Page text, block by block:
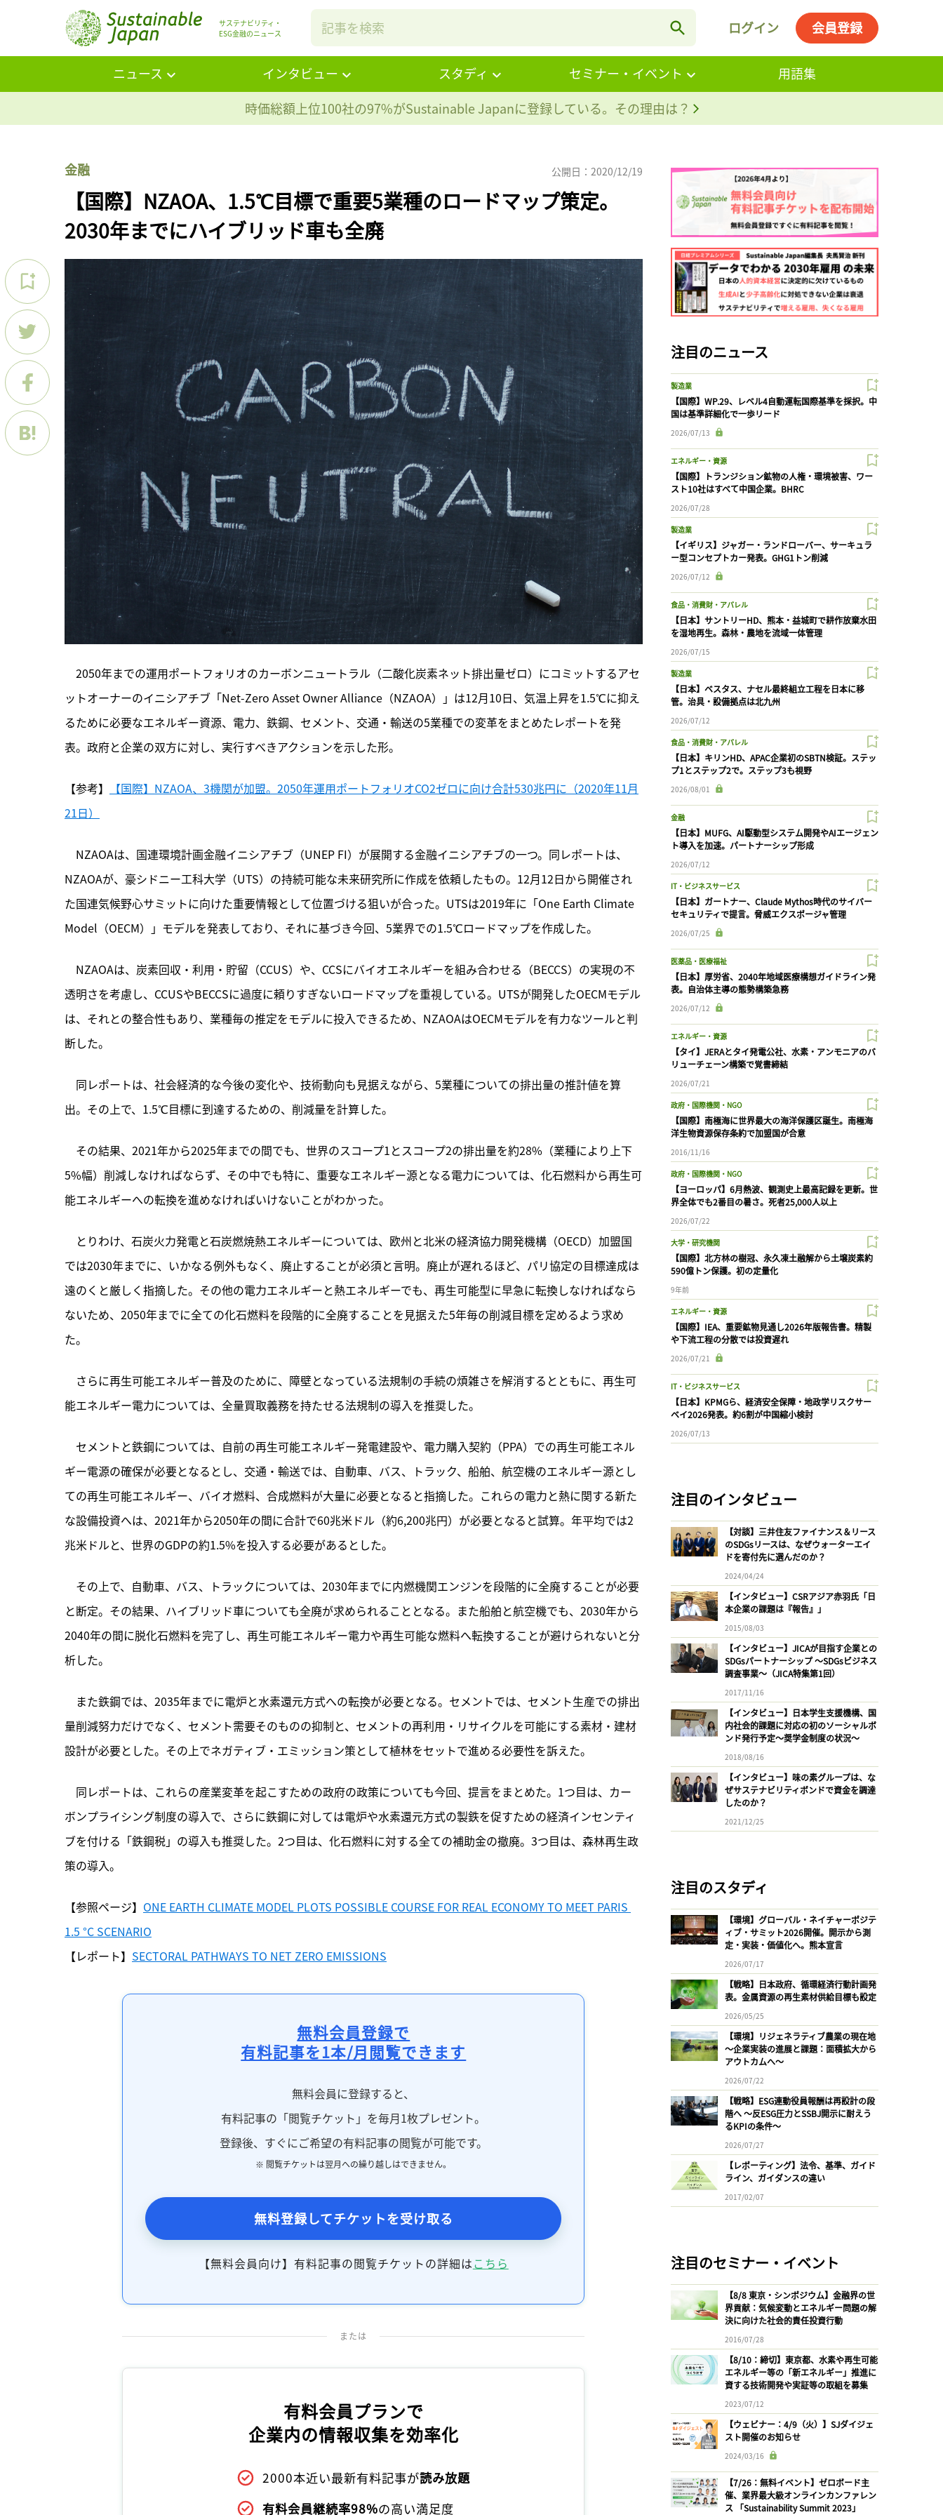
サステナビリティ・
ESG金融のニュース
ログイン 会員登録
ニュース インタビュー スタディ セミナー・イベント
用語集
時価総額上位100社の97%がSustainable Japanに登録している。その理由は？
金融 公開日：2020/12/19
【国際】NZAOA、1.5℃目標で重要5業種のロードマップ策定。
2030年までにハイブリッド車も全廃
2050年までの運用ポートフォリオのカーボンニュートラル（二酸化炭素ネット排出量ゼロ）にコミットするアセ
ットオーナーのイニシアチブ「Net-Zero Asset Owner Alliance（NZAOA）」は12月10日、気温上昇を1.5℃に抑え
るために必要なエネルギー資源、電力、鉄鋼、セメント、交通・輸送の5業種での変革をまとめたレポートを発
表。政府と企業の双方に対し、実行すべきアクションを示した形。
【参考】
【国際】NZAOA、3機関が加盟。2050年運用ポートフォリオCO2ゼロに向け合計530兆円に（2020年11月
21日）
NZAOAは、国連環境計画金融イニシアチブ（UNEP FI）が展開する金融イニシアチブの一つ。同レポートは、
NZAOAが、豪シドニー工科大学（UTS）の持続可能な未来研究所に作成を依頼したもの。12月12日から開催され
た国連気候野心サミットに向けた重要情報として位置づける狙いが合った。UTSは2019年に「One Earth Climate
Model（OECM）」モデルを発表しており、それに基づき今回、5業界での1.5℃ロードマップを作成した。
NZAOAは、炭素回収・利用・貯留（CCUS）や、CCSにバイオエネルギーを組み合わせる（BECCS）の実現の不
透明さを考慮し、CCUSやBECCSに過度に頼りすぎないロードマップを重視している。UTSが開発したOECMモデル
は、それとの整合性もあり、業種毎の推定をモデルに投入できるため、NZAOAはOECMモデルを有力なツールと判
断した。
同レポートは、社会経済的な今後の変化や、技術動向も見据えながら、5業種についての排出量の推計値を算
出。その上で、1.5℃目標に到達するための、削減量を計算した。
その結果、2021年から2025年までの間でも、世界のスコープ1とスコープ2の排出量を約28%（業種により上下
5%幅）削減しなければならず、その中でも特に、重要なエネルギー源となる電力については、化石燃料から再生可
能エネルギーへの転換を進めなければいけないことがわかった。
とりわけ、石炭火力発電と石炭燃焼熱エネルギーについては、欧州と北米の経済協力開発機構（OECD）加盟国
では2030年までに、いかなる例外もなく、廃止することが必須と言明。廃止が遅れるほど、パリ協定の目標達成は
遠のくと厳しく指摘した。その他の電力エネルギーと熱エネルギーでも、再生可能型に早急に転換しなければなら
ないため、2050年までに全ての化石燃料を段階的に全廃することを見据えた5年毎の削減目標を定めるよう求め
た。
さらに再生可能エネルギー普及のために、障壁となっている法規制の手続の煩雑さを解消するとともに、再生可
能エネルギー電力については、全量買取義務を持たせる法規制の導入を推奨した。
セメントと鉄鋼については、自前の再生可能エネルギー発電建設や、電力購入契約（PPA）での再生可能エネル
ギー電源の確保が必要となるとし、交通・輸送では、自動車、バス、トラック、船舶、航空機のエネルギー源とし
ての再生可能エネルギー、バイオ燃料、合成燃料が大量に必要となると指摘した。これらの電力と熱に関する新た
な設備投資へは、2021年から2050年の間に合計で60兆米ドル（約6,200兆円）が必要となると試算。年平均では2
兆米ドルと、世界のGDPの約1.5%を投入する必要があるとした。
その上で、自動車、バス、トラックについては、2030年までに内燃機関エンジンを段階的に全廃することが必要
と断定。その結果、ハイブリッド車についても全廃が求められることとなる。また船舶と航空機でも、2030年から
2040年の間に脱化石燃料を完了し、再生可能エネルギー電力や再生可能な燃料へ転換することが避けられないと分
析した。
また鉄鋼では、2035年までに電炉と水素還元方式への転換が必要となる。セメントでは、セメント生産での排出
量削減努力だけでなく、セメント需要そのものの抑制と、セメントの再利用・リサイクルを可能にする素材・建材
設計が必要とした。その上でネガティブ・エミッション策として植林をセットで進める必要性を訴えた。
同レポートは、これらの産業変革を起こすための政府の政策についても今回、提言をまとめた。1つ目は、カー
ボンプライシング制度の導入で、さらに鉄鋼に対しては電炉や水素還元方式の製鉄を促すための経済インセンティ
ブを付ける「鉄鋼税」の導入も推奨した。2つ目は、化石燃料に対する全ての補助金の撤廃。3つ目は、森林再生政
策の導入。
【参照ページ】 ONE EARTH CLIMATE MODEL PLOTS POSSIBLE COURSE FOR REAL ECONOMY TO MEET PARIS
1.5 °C SCENARIO
【レポート】 SECTORAL PATHWAYS TO NET ZERO EMISSIONS
無料会員登録で
有料記事を1本/月閲覧できます
無料会員に登録すると、
有料記事の「閲覧チケット」を毎月1枚プレゼント。
登録後、すぐにご希望の有料記事の閲覧が可能です。
※ 閲覧チケットは翌月への繰り越しはできません。
無料登録してチケットを受け取る
【無料会員向け】有料記事の閲覧チケットの詳細はこちら
または
有料会員プランで
企業内の情報収集を効率化
2000本近い最新有料記事が読み放題
有料会員継続率98%の高い満足度
注目のニュース
製造業
【国際】WP.29、レベル4自動運転国際基準を採択。中
国は基準詳細化で一歩リード
2026/07/13
エネルギー・資源
【国際】トランジション鉱物の人権・環境被害、ワー
スト10社はすべて中国企業。BHRC
2026/07/28
製造業
【イギリス】ジャガー・ランドローバー、サーキュラ
ー型コンセプトカー発表。GHG1トン削減
2026/07/12
食品・消費財・アパレル
【日本】サントリーHD、熊本・益城町で耕作放棄水田
を湿地再生。森林・農地を流域一体管理
2026/07/15
製造業
【日本】ベスタス、ナセル最終組立工程を日本に移
管。治具・設備拠点は北九州
2026/07/12
食品・消費財・アパレル
【日本】キリンHD、APAC企業初のSBTN検証。ステッ
プ1とステップ2で。ステップ3も視野
2026/08/01
金融
【日本】MUFG、AI駆動型システム開発やAIエージェン
ト導入を加速。パートナーシップ形成
2026/07/12
IT・ビジネスサービス
【日本】ガートナー、Claude Mythos時代のサイバー
セキュリティで提言。脅威エクスポージャ管理
2026/07/25
医薬品・医療福祉
【日本】厚労省、2040年地域医療構想ガイドライン発
表。自治体主導の態勢構築急務
2026/07/12
エネルギー・資源
【タイ】JERAとタイ発電公社、水素・アンモニアのバ
リューチェーン構築で覚書締結
2026/07/21
政府・国際機関・NGO
【国際】南極海に世界最大の海洋保護区誕生。南極海
洋生物資源保存条約で加盟国が合意
2016/11/16
政府・国際機関・NGO
【ヨーロッパ】6月熱波、観測史上最高記録を更新。世
界全体でも2番目の暑さ。死者25,000人以上
2026/07/22
大学・研究機関
【国際】北方林の樹冠、永久凍土融解から土壌炭素約
590億トン保護。初の定量化
9年前
エネルギー・資源
【国際】IEA、重要鉱物見通し2026年版報告書。精製
や下流工程の分散では投資遅れ
2026/07/21
IT・ビジネスサービス
【日本】KPMGら、経済安全保障・地政学リスクサー
ベイ2026発表。約6割が中国縮小検討
2026/07/13
注目のインタビュー
【対談】三井住友ファイナンス＆リース
のSDGsリースは、なぜウォーターエイ
ドを寄付先に選んだのか？
2024/04/24
【インタビュー】CSRアジア赤羽氏「日
本企業の課題は『報告』」
2015/08/03
【インタビュー】JICAが目指す企業との
SDGsパートナーシップ 〜SDGsビジネス
調査事業〜（JICA特集第1回）
2017/11/16
【インタビュー】日本学生支援機構、国
内社会的課題に対応の初のソーシャルボ
ンド発行予定〜奨学金制度の状況〜
2018/08/16
【インタビュー】味の素グループは、な
ぜサステナビリティボンドで資金を調達
したのか？
2021/12/25
注目のスタディ
【環境】グローバル・ネイチャーポジテ
ィブ・サミット2026開催。開示から測
定・実装・価値化へ。熊本宣言
2026/07/17
【戦略】日本政府、循環経済行動計画発
表。金属資源の再生素材供給目標も設定
2026/05/25
【環境】リジェネラティブ農業の現在地
〜企業実装の進展と課題：面積拡大から
アウトカムへ〜
2026/07/22
【戦略】ESG連動役員報酬は再設計の段
階へ 〜反ESG圧力とSSBJ開示に耐えう
るKPIの条件〜
2026/07/27
【レポーティング】法令、基準、ガイド
ライン、ガイダンスの違い
2017/02/07
注目のセミナー・イベント
【8/8 東京・シンポジウム】金融界の世
界貢献：気候変動とエネルギー問題の解
決に向けた社会的責任投資行動
2016/07/28
【8/10：締切】東京都、水素や再生可能
エネルギー等の「新エネルギー」推進に
資する技術開発や実証等の取組を募集
2023/07/12
【ウェビナー：4/9（火）】SJダイジェ
スト開催のお知らせ
2024/03/16
【7/26：無料イベント】ゼロボード主
催、業界最大級オンラインカンファレン
ス 「Sustainability Summit 2023」
記事をお気に入りに保存するには
ログインが必要です
ログイン 会員登録